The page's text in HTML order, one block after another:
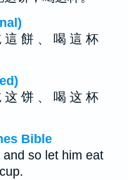
這 餅 、 喝 這 杯
这 饼 、 喝 这 杯
Bible
so let him eat